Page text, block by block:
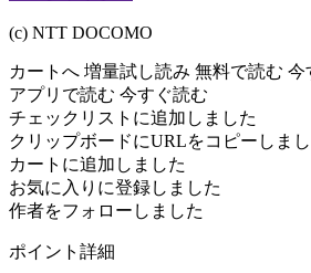
(c) NTT DOCOMO
カートへ 増量試し読み 無料で読む 今
アプリで読む 今すぐ読む
チェックリストに追加しました
クリップボードにURLをコピーしま
カートに追加しました
お気に入りに登録しました
作者をフォローしました
ポイント詳細